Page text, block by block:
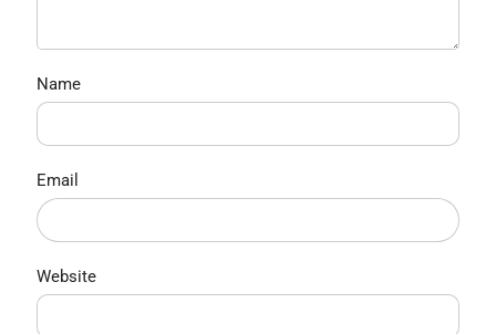
Name
Email
Website